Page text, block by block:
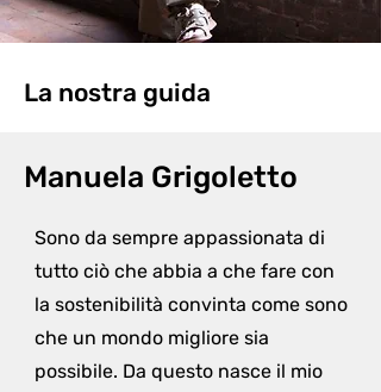
La nostra guida
Manuela Grigoletto
Sono da sempre appassionata di
tutto ciò che abbia a che fare con
la sostenibilità convinta come sono
che un mondo migliore sia
possibile. Da questo nasce il mio